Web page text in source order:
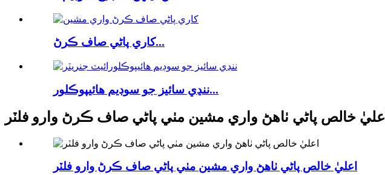
کاري پاڻي صاف ڪرڻ...
ننڍي سائيز جو سوڊيم هائيپوڪلور...
اعليٰ خالص پاڻي ٺاهڻ واري مشين مٺي پاڻي صاف ڪرڻ وارو فلٽر
اعليٰ خالص پاڻي ٺاهڻ واري مشين مٺي پاڻي صاف ڪرڻ وارو فلٽر